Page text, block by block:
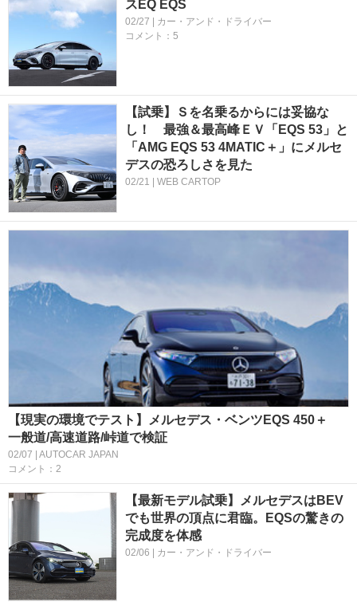
スEQ EQS
02/27 | カー・アンド・ドライバー
コメント：5
【試乗】Ｓを名乗るからには妥協な
し！ 最強＆最高峰ＥＶ「EQS 53」と
「AMG EQS 53 4MATIC＋」にメルセ
デスの恐ろしさを見た
02/21 | WEB CARTOP
【現実の環境でテスト】メルセデス・ベンツEQS 450＋
一般道/高速道路/峠道で検証
02/07 | AUTOCAR JAPAN
コメント：2
【最新モデル試乗】メルセデスはBEV
でも世界の頂点に君臨。EQSの驚きの
完成度を体感
02/06 | カー・アンド・ドライバー